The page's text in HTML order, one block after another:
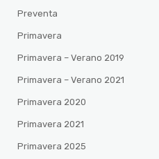
Preventa
Primavera
Primavera – Verano 2019
Primavera – Verano 2021
Primavera 2020
Primavera 2021
Primavera 2025